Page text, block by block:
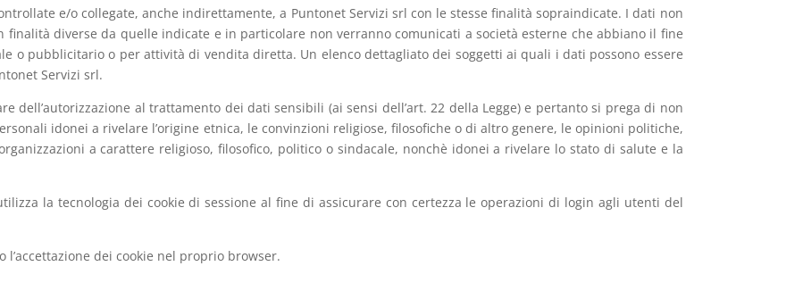
e/o collegate, anche indirettamente, a Puntonet Servizi srl con le stesse finalità sopraindicate. I dati non
finalità diverse da quelle indicate e in particolare non verranno comunicati a società esterne che abbiano il fine
o pubblicitario o per attività di vendita diretta. Un elenco dettagliato dei soggetti ai quali i dati possono essere
Servizi srl.
dell’autorizzazione al trattamento dei dati sensibili (ai sensi dell’art. 22 della Legge) e pertanto si prega di non
idonei a rivelare l’origine etnica, le convinzioni religiose, filosofiche o di altro genere, le opinioni politiche,
a carattere religioso, filosofico, politico o sindacale, nonchè idonei a rivelare lo stato di salute e la
la tecnologia dei cookie di sessione al fine di assicurare con certezza le operazioni di login agli utenti del
dei cookie nel proprio browser.